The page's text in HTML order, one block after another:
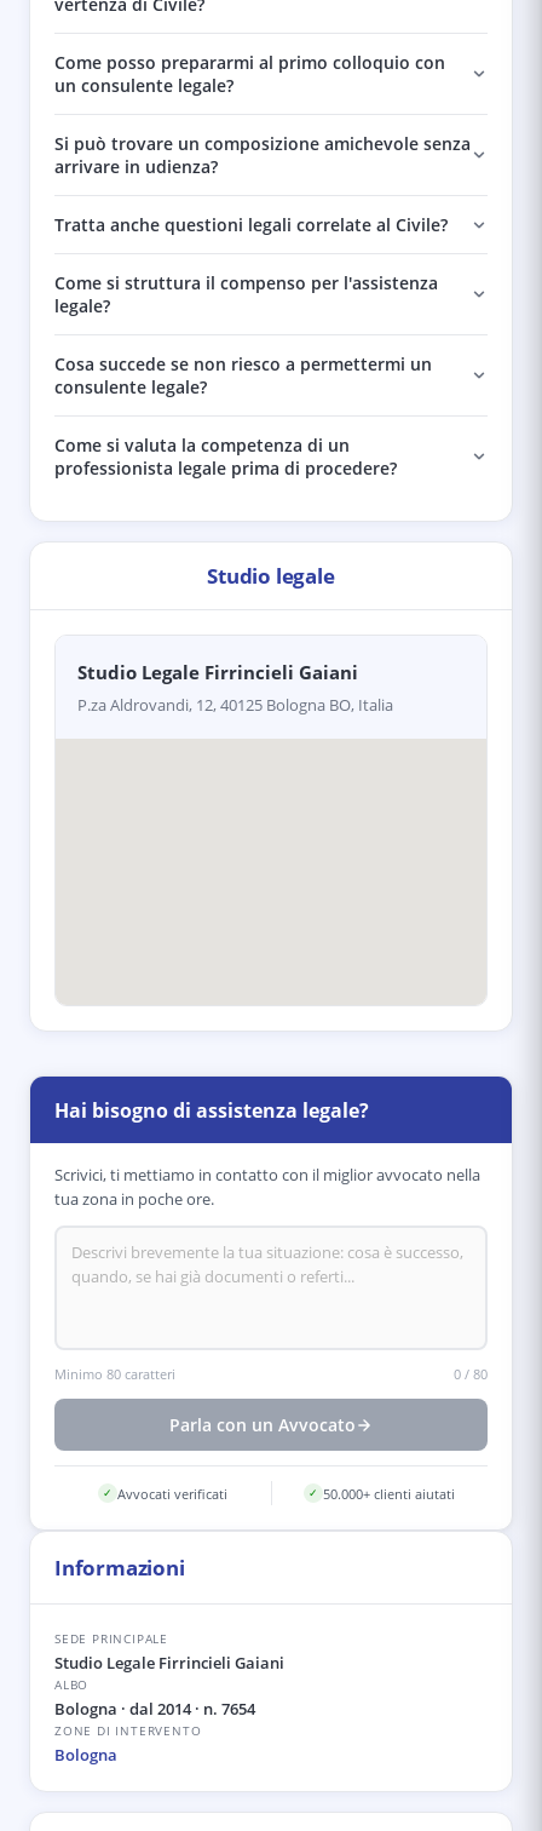
Come posso prepararmi al primo colloquio con
un consulente legale?
Si può trovare un composizione amichevole senza
arrivare in udienza?
Tratta anche questioni legali correlate al Civile?
Come si struttura il compenso per l'assistenza
legale?
Cosa succede se non riesco a permettermi un
consulente legale?
Come si valuta la competenza di un
professionista legale prima di procedere?
Studio legale
Studio Legale Firrincieli Gaiani
P.za Aldrovandi, 12, 40125 Bologna BO, Italia
Hai bisogno di assistenza legale?
Scrivici, ti mettiamo in contatto con il miglior avvocato nella
tua zona in poche ore.
Minimo 80 caratteri 0 / 80
Parla con un Avvocato
✓ Avvocati verificati ✓ 50.000+ clienti aiutati
Informazioni
SEDE PRINCIPALE
Studio Legale Firrincieli Gaiani
ALBO
Bologna · dal 2014· n. 7654
ZONE DI INTERVENTO
Bologna